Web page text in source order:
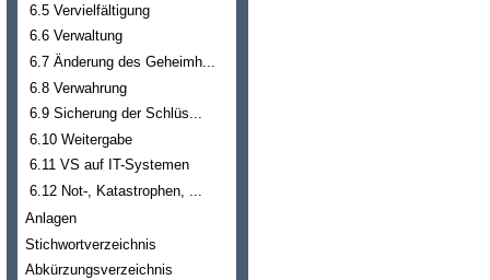
6.5 Vervielfältigung
6.6 Verwaltung
6.7 Änderung des Geheimh...
6.8 Verwahrung
6.9 Sicherung der Schlüs...
6.10 Weitergabe
6.11 VS auf IT-Systemen
6.12 Not-, Katastrophen, ...
Anlagen
Stichwortverzeichnis
Abkürzungsverzeichnis